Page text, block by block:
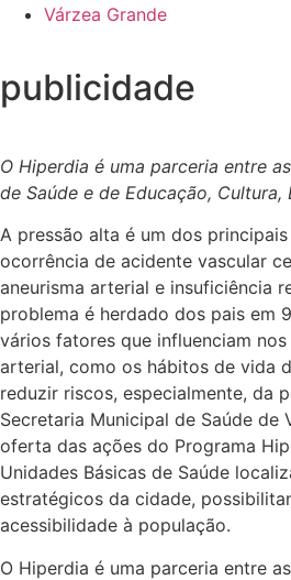
Várzea Grande
publicidade
O Hiperdia é uma parceria entre
de Saúde e de Educação, Cultura,
A pressão alta é um dos
ocorrência de acidente vascular
aneurisma arterial e insuficiência
problema é herdado dos pais em
vários fatores que influenciam
arterial, como os hábitos de vida
reduzir riscos, especialmente, da
Secretaria Municipal de Saúde de
oferta das ações do Programa
Unidades Básicas de Saúde
estratégicos da cidade,
acessibilidade à população.
O Hiperdia é uma parceria entre